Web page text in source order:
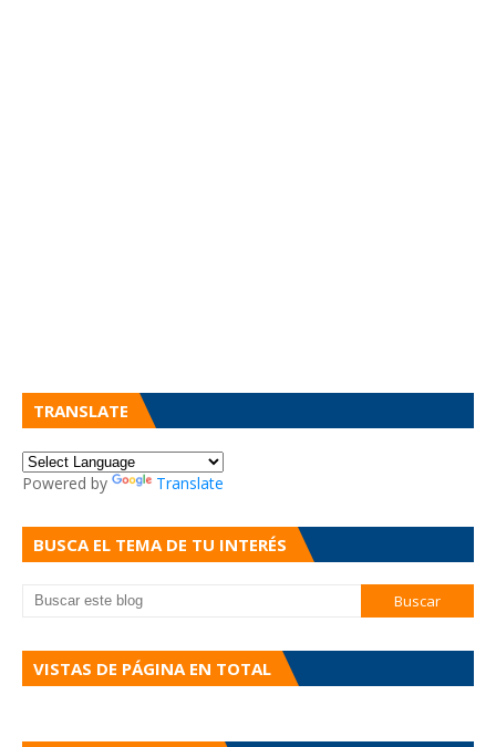
TRANSLATE
Powered by Translate
BUSCA EL TEMA DE TU INTERÉS
VISTAS DE PÁGINA EN TOTAL